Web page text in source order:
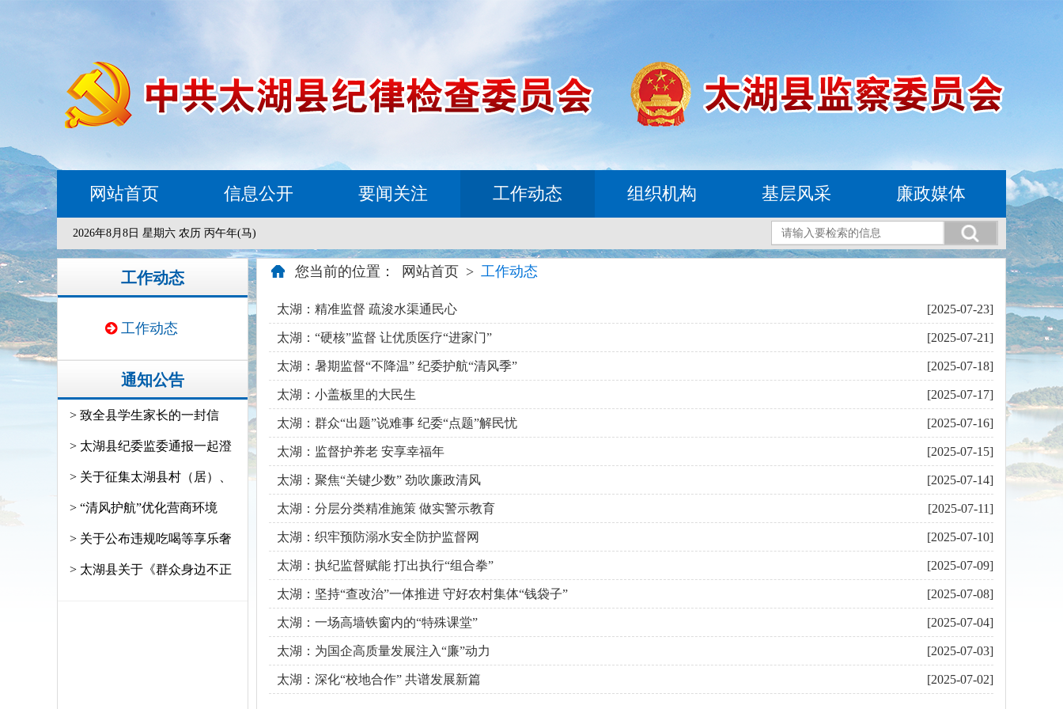
网站首页 信息公开 要闻关注 工作动态 组织机构 基层风采 廉政媒体
2026年8月8日 星期六 农历 丙午年(马)
工作动态
工作动态
通知公告
> 致全县学生家长的一封信
> 太湖县纪委监委通报一起澄
> 关于征集太湖县村（居）、
> “清风护航”优化营商环境
> 关于公布违规吃喝等享乐奢
> 太湖县关于《群众身边不正
您当前的位置： 网站首页 > 工作动态
[2025-07-23]
太湖：精准监督 疏浚水渠通民心
[2025-07-21]
太湖：“硬核”监督 让优质医疗“进家门”
[2025-07-18]
太湖：暑期监督“不降温” 纪委护航“清风季”
[2025-07-17]
太湖：小盖板里的大民生
[2025-07-16]
太湖：群众“出题”说难事 纪委“点题”解民忧
[2025-07-15]
太湖：监督护养老 安享幸福年
[2025-07-14]
太湖：聚焦“关键少数” 劲吹廉政清风
[2025-07-11]
太湖：分层分类精准施策 做实警示教育
[2025-07-10]
太湖：织牢预防溺水安全防护监督网
[2025-07-09]
太湖：执纪监督赋能 打出执行“组合拳”
[2025-07-08]
太湖：坚持“查改治”一体推进 守好农村集体“钱袋子”
[2025-07-04]
太湖：一场高墙铁窗内的“特殊课堂”
[2025-07-03]
太湖：为国企高质量发展注入“廉”动力
[2025-07-02]
太湖：深化“校地合作” 共谱发展新篇